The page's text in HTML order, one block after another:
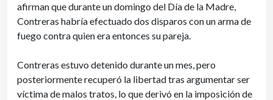
afirman que durante un domingo del Día de la Madre,
Contreras habría efectuado dos disparos con un arma de
fuego contra quien era entonces su pareja.
Contreras estuvo detenido durante un mes, pero
posteriormente recuperó la libertad tras argumentar ser
víctima de malos tratos, lo que derivó en la imposición de